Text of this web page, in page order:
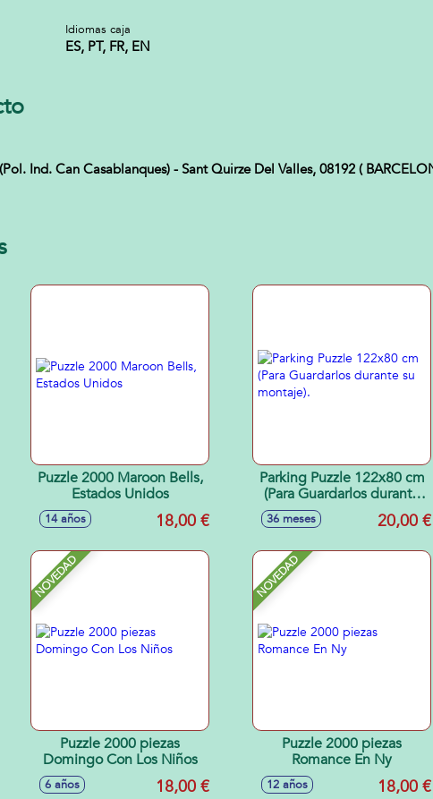
Idiomas caja
ES, PT, FR, EN
Ind. Can Casablanques) - Sant Quirze Del Valles, 08192 (
Puzzle 2000 Maroon Bells,
Estados Unidos
14 años 18,00 €
Parking Puzzle 122x80 cm
(Para Guardarlos durante
su montaje).
36 meses 20,00 €
NOVEDAD
Puzzle 2000 piezas
Domingo Con Los Niños
6 años 18,00 €
NOVEDAD
Puzzle 2000 piezas
Romance En Ny
12 años 18,00 €